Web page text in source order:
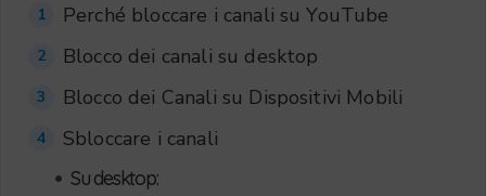
1 Perché bloccare i canali su YouTube
2 Blocco dei canali su desktop
3 Blocco dei Canali su Dispositivi Mobili
4 Sbloccare i canali
• Su desktop: